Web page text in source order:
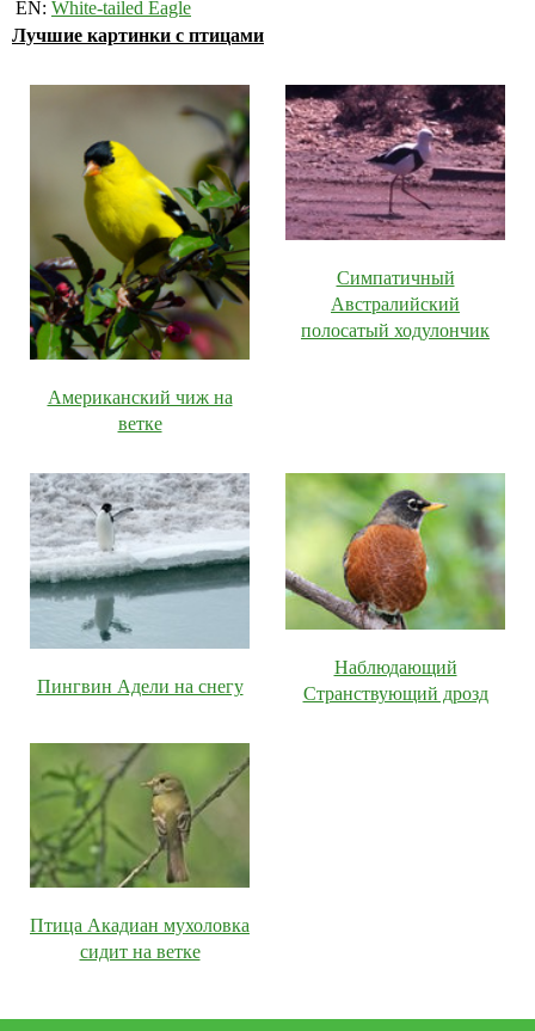
EN: White-tailed Eagle
Лучшие картинки с птицами
Американский чиж на
ветке
Симпатичный
Австралийский
полосатый ходулончик
Пингвин Адели на снегу
Наблюдающий
Странствующий дрозд
Птица Акадиан мухоловка
сидит на ветке